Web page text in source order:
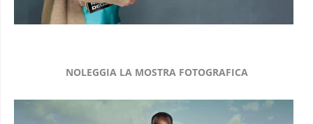
NOLEGGIA LA MOSTRA FOTOGRAFICA